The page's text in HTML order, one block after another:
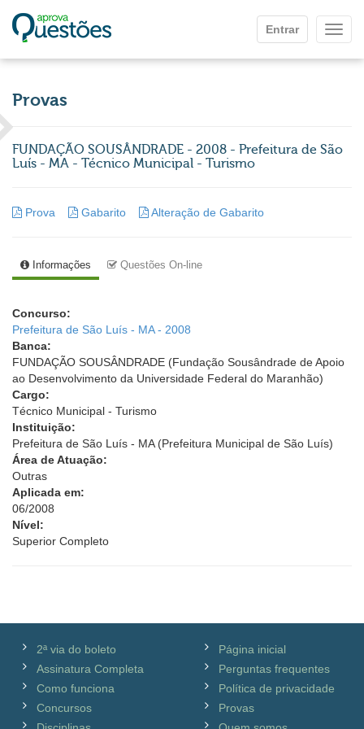
Entrar
Provas
FUNDAÇÃO SOUSÂNDRADE - 2008 - Prefeitura de São
Luís - MA - Técnico Municipal - Turismo
Prova Gabarito Alteração de Gabarito
Informações Questões On-line
Concurso:
Prefeitura de São Luís - MA - 2008
Banca:
FUNDAÇÃO SOUSÂNDRADE (Fundação Sousândrade de Apoio
ao Desenvolvimento da Universidade Federal do Maranhão)
Cargo:
Técnico Municipal - Turismo
Instituição:
Prefeitura de São Luís - MA (Prefeitura Municipal de São Luís)
Área de Atuação:
Outras
Aplicada em:
06/2008
Nível:
Superior Completo
2ª via do boleto
Assinatura Completa
Como funciona
Concursos
Página inicial
Perguntas frequentes
Política de privacidade
Provas